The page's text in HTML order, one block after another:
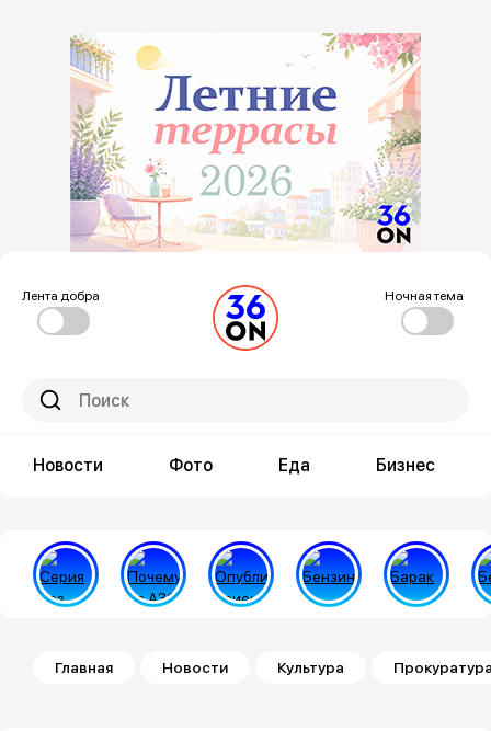
Лента добра Ночная тема
Новости Фото Еда Бизнес
Строка навигации
Главная Новости Культура